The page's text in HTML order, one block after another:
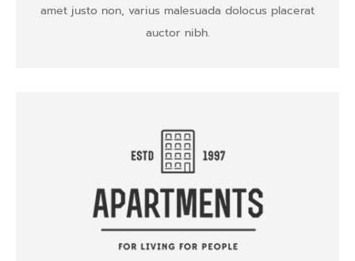
amet justo non, varius malesuada dolocus placerat
auctor nibh.